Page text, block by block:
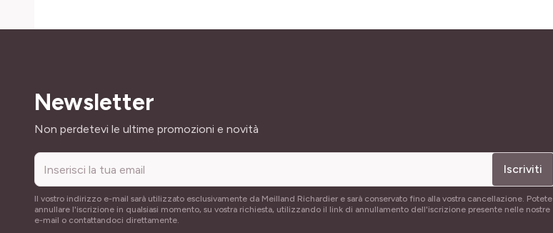
Newsletter
Indirizzo email
Non perdetevi le ultime promozioni e novità
Iscriviti
Il vostro indirizzo e-mail sarà utilizzato esclusivamente da Meilland Richardier e sarà conservato fino alla vostra cancellazione. Potete
annullare l'iscrizione in qualsiasi momento, su vostra richiesta, utilizzando il link di annullamento dell'iscrizione presente nelle nostre
e-mail o contattandoci direttamente.